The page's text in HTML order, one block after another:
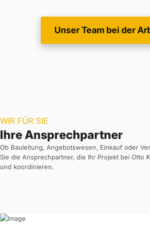
Unser Team bei der
WIR FÜR SIE
Ihre Ansprechpartner
Ob Bauleitung, Angebotswesen, Einkauf oder
Sie die Ansprechpartner, die Ihr Projekt bei Otto
und koordinieren.